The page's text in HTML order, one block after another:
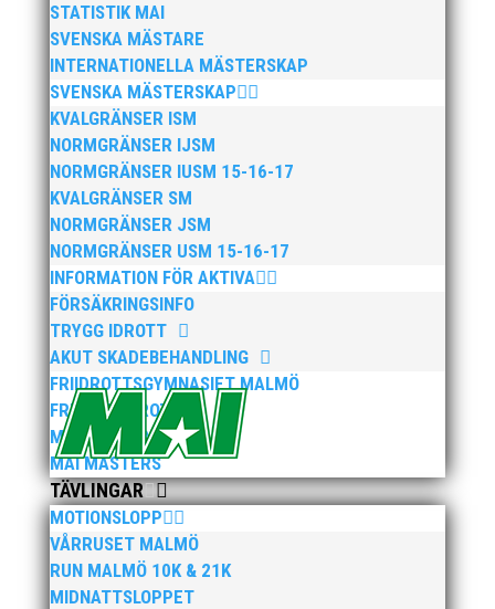
STATISTIK MAI
SVENSKA MÄSTARE
INTERNATIONELLA MÄSTERSKAP
SVENSKA MÄSTERSKAP
KVALGRÄNSER ISM
NORMGRÄNSER IJSM
NORMGRÄNSER IUSM 15-16-17
KVALGRÄNSER SM
NORMGRÄNSER JSM
NORMGRÄNSER USM 15-16-17
INFORMATION FÖR AKTIVA
FÖRSÄKRINGSINFO
TRYGG IDROTT
AKUT SKADEBEHANDLING
FRIIDROTTSGYMNASIET MALMÖ
FRISK FRIIDROTT
MAI RUNNERS
MAI MASTERS
TÄVLINGAR
MOTIONSLOPP
VÅRRUSET MALMÖ
RUN MALMÖ 10K & 21K
MIDNATTSLOPPET